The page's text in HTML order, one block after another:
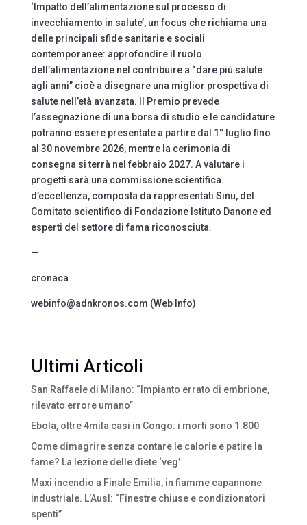
‘Impatto dell’alimentazione sul processo di
invecchiamento in salute’, un focus che richiama una
delle principali sfide sanitarie e sociali
contemporanee: approfondire il ruolo
dell’alimentazione nel contribuire a “dare più salute
agli anni” cioè a disegnare una miglior prospettiva di
salute nell’età avanzata. Il Premio prevede
l’assegnazione di una borsa di studio e le candidature
potranno essere presentate a partire dal 1° luglio fino
al 30 novembre 2026, mentre la cerimonia di
consegna si terrà nel febbraio 2027. A valutare i
progetti sarà una commissione scientifica
d’eccellenza, composta da rappresentati Sinu, del
Comitato scientifico di Fondazione Istituto Danone ed
esperti del settore di fama riconosciuta.
—
cronaca
webinfo@adnkronos.com (Web Info)
Ultimi Articoli
San Raffaele di Milano: “Impianto errato di embrione,
rilevato errore umano”
Ebola, oltre 4mila casi in Congo: i morti sono 1.800
Come dimagrire senza contare le calorie e patire la
fame? La lezione delle diete ‘veg’
Maxi incendio a Finale Emilia, in fiamme capannone
industriale. L’Ausl: “Finestre chiuse e condizionatori
spenti”